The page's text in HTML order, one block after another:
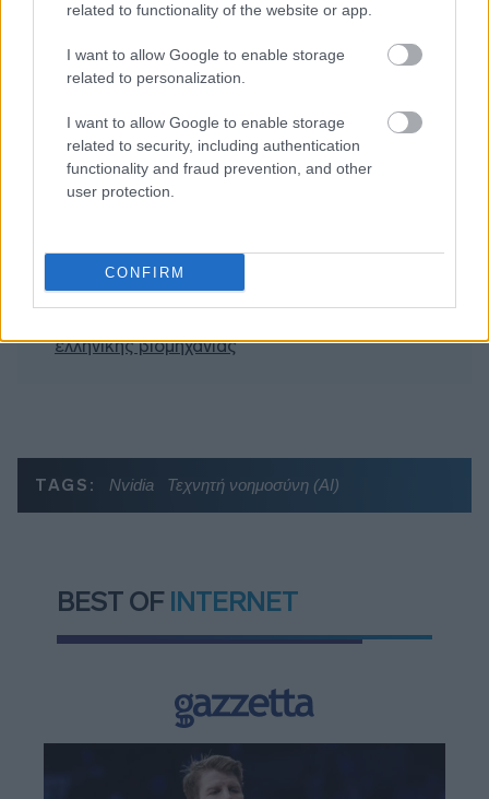
related to functionality of the website or app.
I want to allow Google to enable storage
related to personalization.
I want to allow Google to enable storage
related to security, including authentication
functionality and fraud prevention, and other
user protection.
CONFIRM
Διαβάζονται αυτή τη στιγμή
Τράπεζες: Στα 55,5 εκατ. ευρώ ο λογαριασμός
από τα δάνεια του ν. Κατσέλη
γραμμές» για το περιβάλλον και τι αλλάζει σε
ξενοδοχεία, νησιά και επενδύσεις
ελληνικής βιομηχανίας
TAGS: Nvidia Τεχνητή νοημοσύνη (ΑΙ)
BEST OF INTERNET